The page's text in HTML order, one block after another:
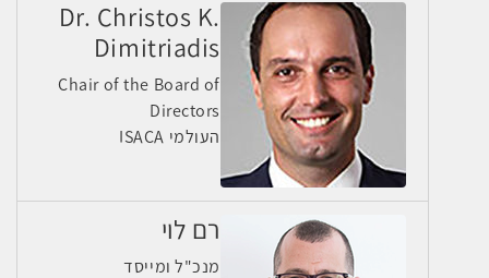
Dr. Christos K.
Dimitriadis
Chair of the Board of
Directors
ISACA העולמי
רם לוי
מנכ"ל ומייסד